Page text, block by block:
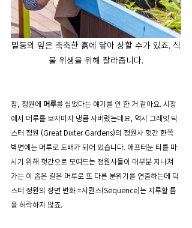
밑둥의 잎은 축축한 흙에 닿아 상할 수가 있죠. 식
물 위생을 위해 잘라줍니다.
참, 정원에 머루를 심었다는 얘기를 안 한 거 같아요. 시장
에서 머루를 보자마자 냉큼 사버렸는데요, 역시 그레잇 딕
스터 정원 (Great Dixter Gardens)의 정원사 헛간 한쪽
벽면에는 머루로 도배가 되어 있습니다. 애프터눈 티를 마
시기 위해 헛간으로 모여드는 정원사들이 대부분 지나쳐
가는 이 좁은 길은 머루로 또 다른 분위기를 연출하는데 딕
스터 정원의 장면 변화 =시퀀스(Sequence)는 지루할 틈
을 허락하지 않죠.